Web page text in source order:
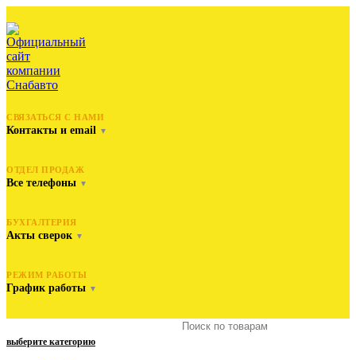
СВЯЗАТЬСЯ С НАМИ
Контакты и email ▼
ОТДЕЛ ПРОДАЖ
Все телефоны ▼
БУХГАЛТЕРИЯ
Акты сверок ▼
РЕЖИМ РАБОТЫ
График работы ▼
выберите категорию